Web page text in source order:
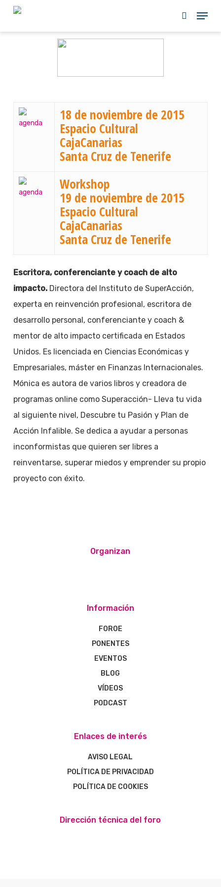
Skip
18 de noviembre de 2015
Espacio Cultural
CajaCanarias
Santa Cruz de Tenerife
Workshop
19 de noviembre de 2015
Espacio Cultural
CajaCanarias
Santa Cruz de Tenerife
Escritora, conferenciante y coach de alto
impacto.Directora del Instituto de SuperAcción,
experta en reinvención profesional, escritora de
desarrollo personal, conferenciante y coach &
mentor de alto impacto certificada en Estados
Unidos. Es licenciada en Ciencias Económicas y
Empresariales, máster en Finanzas Internacionales.
Mónica es autora de varios libros y creadora de
programas online como Superacción- Lleva tu vida
al siguiente nivel, Descubre tu Pasión y Plan de
Acción Infalible. Se dedica a ayudar a personas
inconformistas que quieren ser libres a
reinventarse, superar miedos y emprender su propio
proyecto con éxito.
Organizan
Información
FOROE
PONENTES
EVENTOS
BLOG
VÍDEOS
PODCAST
Enlaces de interés
AVISO LEGAL
POLÍTICA DE PRIVACIDAD
POLÍTICA DE COOKIES
Dirección técnica del foro